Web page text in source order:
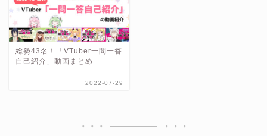
総勢43名！「VTuber一問一答
自己紹介」動画まとめ
2022-07-29